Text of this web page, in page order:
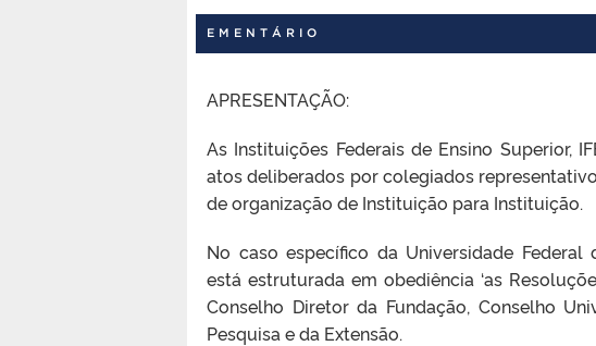
EMENTÁRIO
APRESENTAÇÃO:
As Instituições Federais de Ensino Superior,
atos deliberados por colegiados
de organização de Instituição para Instituição.
No caso específico da Universidade Federal
está estruturada em obediência ‘as
Conselho Diretor da Fundação, Conselho
Pesquisa e da Extensão.